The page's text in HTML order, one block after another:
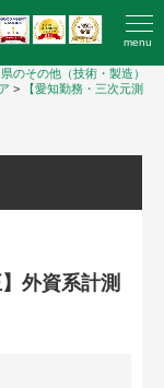
menu
のその他（技術・製造）
>
【愛知勤務・三次元測
外資系計測